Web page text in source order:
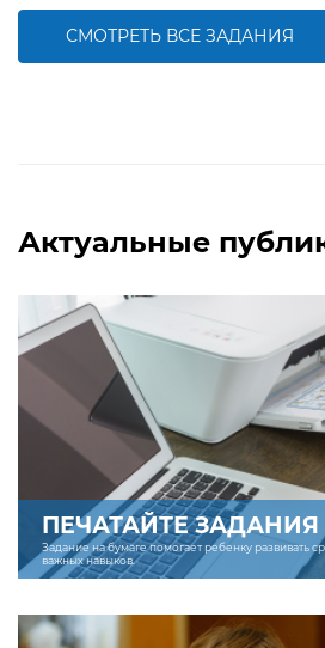
СМОТРЕТЬ ВСЕ ЗАДАНИЯ
Актуальные
ПЕЧАТАЙТЕ ЗАДАНИЯ
Задание на бумаге помогает ребенку развивать
важных навыков.